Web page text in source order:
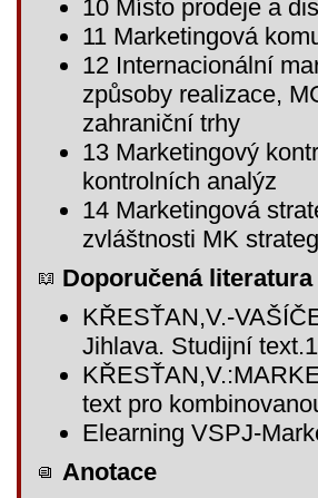
10 Místo prodeje a
11 Marketingová
12 Internacionální
způsoby realizace,
zahraniční trhy
13 Marketingový
kontrolních analýz
14 Marketingová
zvláštnosti MK
Doporučená literatura
KŘESŤAN,V.-
Jihlava. Studijní
text pro
Elearning VSPJ-
Anotace